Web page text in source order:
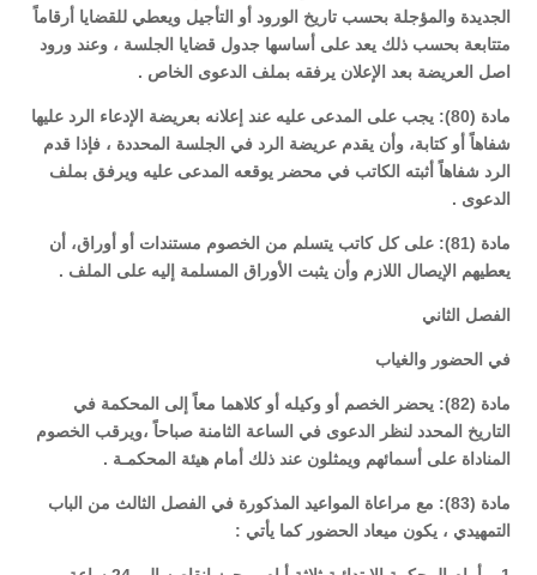
الجديدة والمؤجلة بحسب تاريخ الورود أو التأجيل ويعطي للقضايا أرقاماً
متتابعة بحسب ذلك يعد على أساسها جدول قضايا الجلسة ، وعند ورود
اصل العريضة بعد الإعلان يرفقه بملف الدعوى الخاص .
مادة (80): يجب على المدعى عليه عند إعلانه بعريضة الإدعاء الرد عليها
شفاهاً أو كتابة، وأن يقدم عريضة الرد في الجلسة المحددة ، فإذا قدم
الرد شفاهاً أثبته الكاتب في محضر يوقعه المدعى عليه ويرفق بملف
الدعوى .
مادة (81): على كل كاتب يتسلم من الخصوم مستندات أو أوراق، أن
يعطيهم الإيصال اللازم وأن يثبت الأوراق المسلمة إليه على الملف .
الفصل الثاني
في الحضور والغياب
مادة (82): يحضر الخصم أو وكيله أو كلاهما معاً إلى المحكمة في
التاريخ المحدد لنظر الدعوى في الساعة الثامنة صباحاً ،ويرقب الخصوم
المناداة على أسمائهم ويمثلون عند ذلك أمام هيئة المحكمـة .
مادة (83): مع مراعاة المواعيد المذكورة في الفصل الثالث من الباب
التمهيدي ، يكون ميعاد الحضور كما يأتي :